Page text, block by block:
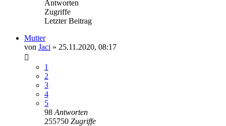
Antworten
Zugriffe
Letzter Beitrag
Mutter
von Jaci » 25.11.2020, 08:17
1
2
3
4
5
98 Antworten
255750 Zugriffe